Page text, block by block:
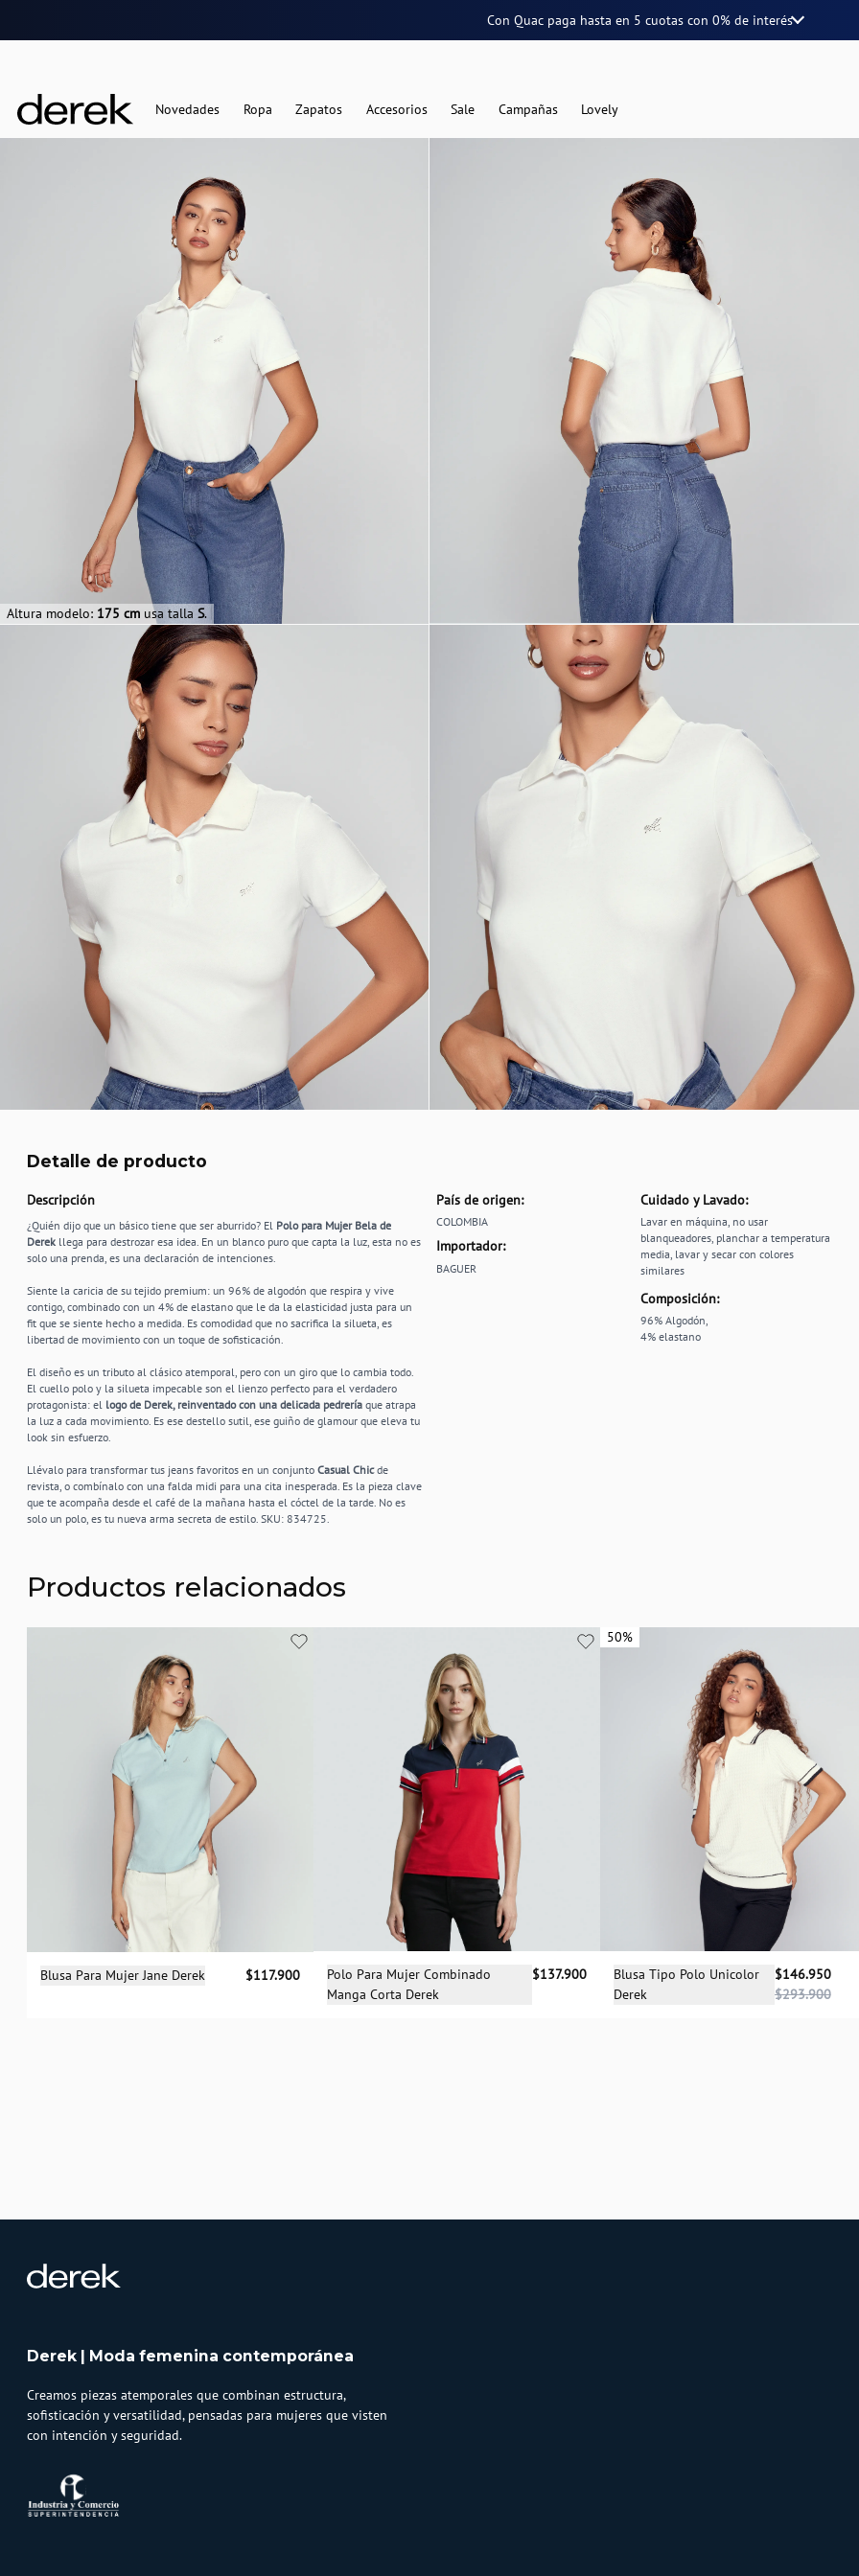
Con Quac paga hasta en 5 cuotascon 0% de interés
Novedades Ropa Zapatos Accesorios Sale Campañas Lovely
Altura modelo: 175 cm usa talla S.
Detalle de producto
Descripción
¿Quién dijo que un básico tiene que ser aburrido? El Polo para Mujer Bela de
Derek llega para destrozar esa idea. En un blanco puro que capta la luz, esta no es
solo una prenda, es una declaración de intenciones.
Siente la caricia de su tejido premium: un 96% de algodón que respira y vive
contigo, combinado con un 4% de elastano que le da la elasticidad justa para un
fit que se siente hecho a medida. Es comodidad que no sacrifica la silueta, es
libertad de movimiento con un toque de sofisticación.
El diseño es un tributo al clásico atemporal, pero con un giro que lo cambia todo.
El cuello polo y la silueta impecable son el lienzo perfecto para el verdadero
protagonista: el logo de Derek, reinventado con una delicada pedrería que atrapa
la luz a cada movimiento. Es ese destello sutil, ese guiño de glamour que eleva tu
look sin esfuerzo.
Llévalo para transformar tus jeans favoritos en un conjunto Casual Chicde
revista, o combínalo con una falda midi para una cita inesperada. Es la pieza clave
que te acompaña desde el café de la mañana hasta el cóctel de la tarde. No es
solo un polo, es tu nueva arma secreta de estilo. SKU: 834725.
País de origen:
COLOMBIA
Importador:
BAGUER
Cuidado y Lavado:
Lavar en máquina, no usar
blanqueadores, planchar a temperatura
media, lavar y secar con colores
similares
Composición:
96% Algodón,
4% elastano
Productos relacionados
Selecciona una talla
Blusa Para Mujer Jane Derek $117.900 Selecciona una talla
Polo Para Mujer Combinado
Manga Corta Derek
$137.900
50%
50%
Selecciona una talla
Blusa Tipo Polo Unicolor
Derek
$146.950
$293.900
Derek | Moda femenina contemporánea
Creamos piezas atemporales que combinan estructura,
sofisticación y versatilidad, pensadas para mujeres que visten
con intención y seguridad.